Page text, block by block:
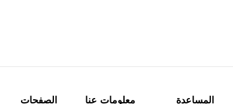
المساعدة معلومات عنا الصفحات